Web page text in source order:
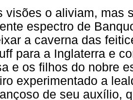
visões o aliviam, mas
espectro de
a caverna das
para a Inglaterra e
e os filhos do nobre
experimentado a
de seu auxílio,